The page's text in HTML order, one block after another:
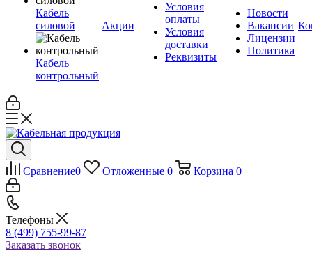
Кабель
силовой
Кабель
контрольный
Акции
Условия
оплаты
Условия
доставки
Реквизиты
Новости
Вакансии
Лицензии
Политика
Сравнение0 Отложенные 0 Корзина 0
Телефоны
8 (499) 755-99-87
Заказать звонок